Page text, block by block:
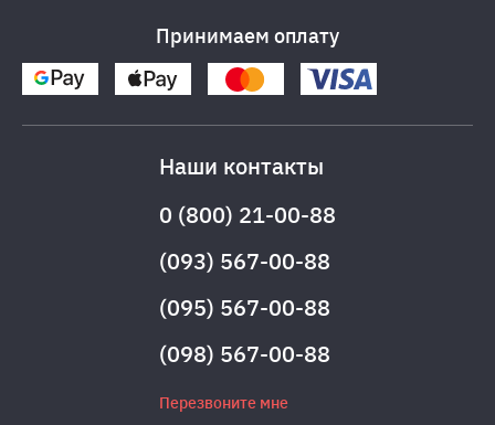
Принимаем оплату
Наши контакты
0 (800) 21-00-88
(093) 567-00-88
(095) 567-00-88
(098) 567-00-88
Перезвоните мне